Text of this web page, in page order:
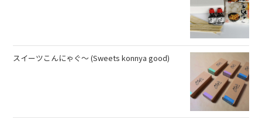
スイーツこんにゃぐ～ (Sweets konnya good)